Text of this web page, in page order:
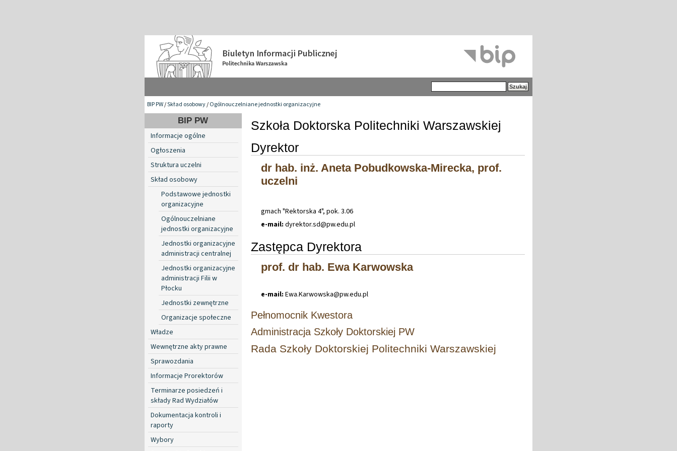
BIP PW/Skład osobowy/Ogólnouczelniane jednostki organizacyjne
BIP PW
Informacje ogólne
Ogłoszenia
Struktura uczelni
Skład osobowy
Podstawowe jednostki
organizacyjne
Ogólnouczelniane
jednostki organizacyjne
Jednostki organizacyjne
administracji centralnej
Jednostki organizacyjne
administracji Filii w
Płocku
Jednostki zewnętrzne
Organizacje społeczne
Władze
Wewnętrzne akty prawne
Sprawozdania
Informacje Prorektorów
Terminarze posiedzeń i
składy Rad Wydziałów
Dokumentacja kontroli i
raporty
Wybory
Szkoła Doktorska Politechniki Warszawskiej
Dyrektor
dr hab. inż. Aneta Pobudkowska-Mirecka, prof.
uczelni
gmach "Rektorska 4", pok. 3.06
e-mail: dyrektor.sd@pw.edu.pl
Zastępca Dyrektora
prof. dr hab. Ewa Karwowska
e-mail: Ewa.Karwowska@pw.edu.pl
Pełnomocnik Kwestora
Administracja Szkoły Doktorskiej PW
Rada Szkoły Doktorskiej Politechniki Warszawskiej